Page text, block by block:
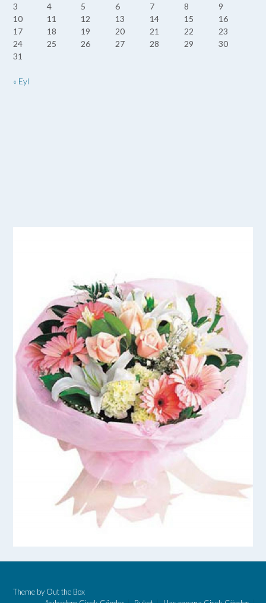
3
4 5 6 7 8
9
10
11 12 13 14 15
16
17
18 19 20 21 22
23
24
25 26 27 28 29
30
31
« Eyl
Theme by Out the Box